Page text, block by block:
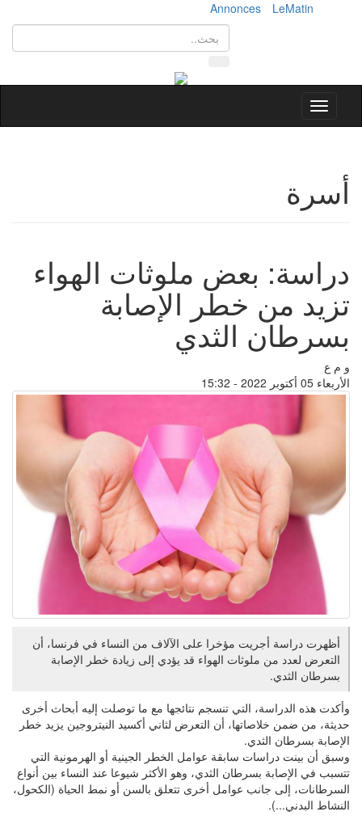
LeMatin
Annonces
Toggle
navigation
أسرة
دراسة: بعض ملوثات الهواء
تزيد من خطر الإصابة
بسرطان الثدي
و م ع
الأربعاء 05 أكتوبر 2022 - 15:32
أظهرت دراسة أجريت مؤخرا على الآلاف من النساء في فرنسا، أن
التعرض لعدد من ملوثات الهواء قد يؤدي إلى زيادة خطر الإصابة
بسرطان الثدي.
وأكدت هذه الدراسة، التي تنسجم نتائجها مع ما توصلت إليه أبحاث أخرى
حديثة، من ضمن خلاصاتها، أن التعرض لثاني أكسيد النيتروجين يزيد خطر
الإصابة بسرطان الثدي.
وسبق أن بينت دراسات سابقة عوامل الخطر الجينية أو الهرمونية التي
تتسبب في الإصابة بسرطان الثدي، وهو الأكثر شيوعا عند النساء بين أنواع
السرطانات، إلى جانب عوامل أخرى تتعلق بالسن أو نمط الحياة (الكحول،
النشاط البدني...).